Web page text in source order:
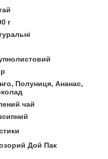
г
Полуниця, Ананас,
чай
Дой Пак